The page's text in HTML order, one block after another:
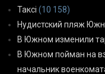
Таксі (10 158)
Нудистский пляж
В Южном изменили
В Южном пойман на
начальник